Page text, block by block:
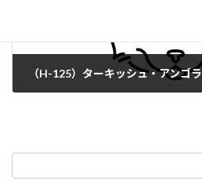
（H-125）ターキッシュ・アンゴラ